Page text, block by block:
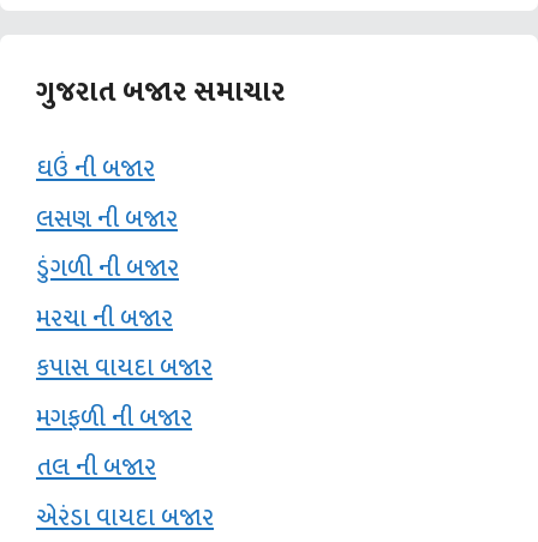
ગુજરાત બજાર સમાચાર
ઘઉં ની બજાર
લસણ ની બજાર
ડુંગળી ની બજાર
મરચા ની બજાર
કપાસ વાયદા બજાર
મગફળી ની બજાર
તલ ની બજાર
એરંડા વાયદા બજાર